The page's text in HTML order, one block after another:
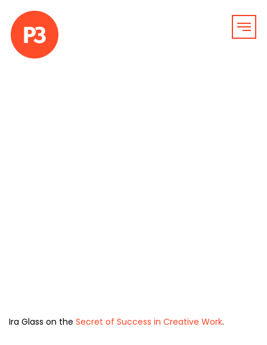
Ira Glass on the Secret of Success in Creative Work.